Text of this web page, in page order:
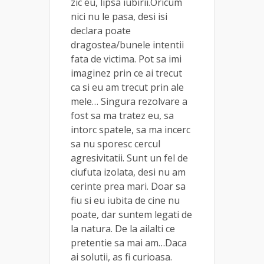
nici nu le pasa, desi isi
declara poate
dragostea/bunele intentii
fata de victima. Pot sa imi
imaginez prin ce ai trecut
ca si eu am trecut prin ale
mele… Singura rezolvare a
fost sa ma tratez eu, sa
intorc spatele, sa ma incerc
sa nu sporesc cercul
agresivitatii. Sunt un fel de
ciufuta izolata, desi nu am
cerinte prea mari. Doar sa
fiu si eu iubita de cine nu
poate, dar suntem legati de
la natura. De la ailalti ce
pretentie sa mai am…Daca
ai solutii, as fi curioasa.